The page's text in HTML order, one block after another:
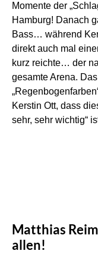
Momente der
Hamburg! Danach
Bass… während
direkt auch mal
kurz reichte… der
gesamte Arena.
Kerstin Ott, dass
sehr, sehr wichtig“
Matthias
allen!